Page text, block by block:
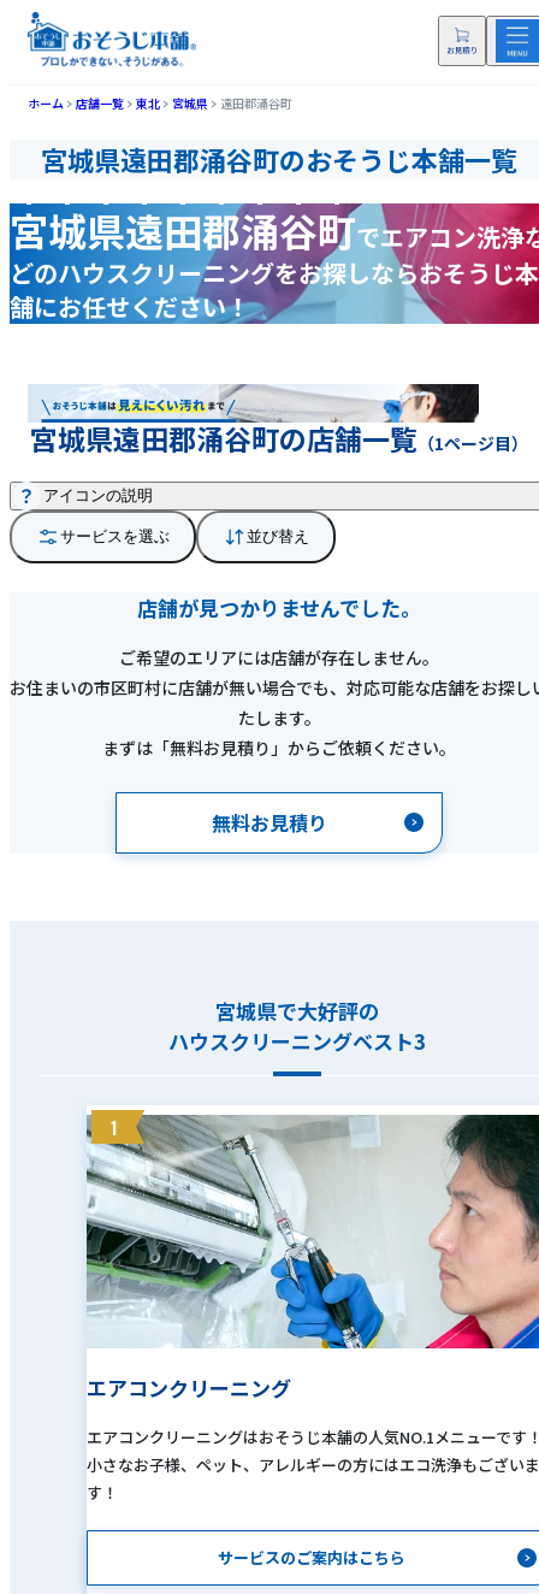
ホーム 店舗一覧 東北 宮城県 遠田郡涌谷町
宮城県遠田郡涌谷町のおそうじ本舗一覧
宮城県遠田郡涌谷町でエアコン洗浄
どのハウスクリーニングをお探しならおそうじ本
舗にお任せください！
宮城県遠田郡涌谷町の店舗一覧 （1ページ目）
サービスを選ぶ 並び替え
アイコンの説明
店舗が見つかりませんでした。
ご希望のエリアには店舗が存在しません。
お住まいの市区町村に店舗が無い場合でも、対応可能な店舗をお探し
たします。
まずは「無料お見積り」からご依頼ください。
無料お見積り
宮城県で大好評の
ハウスクリーニングベスト3
1
エアコンクリーニング
エアコンクリーニングはおそうじ本舗の人気NO.1メニューです
小さなお子様、ペット、アレルギーの方にはエコ洗浄もございま
す！
サービスのご案内はこちら